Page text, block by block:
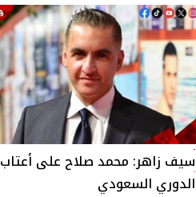
سيف زاهر: محمد صلاح على أعتاب
الدوري السعودي